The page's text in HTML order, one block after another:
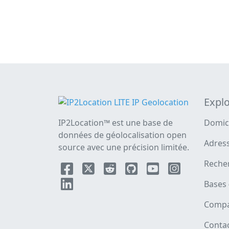
IP2Location™ est une base de
données de géolocalisation open
source avec une précision limitée.